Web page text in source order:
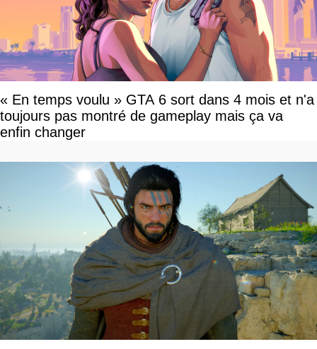
« En temps voulu » GTA 6 sort dans 4 mois et n'a
toujours pas montré de gameplay mais ça va
enfin changer